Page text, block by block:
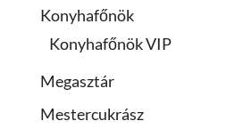
Konyhafőnök
Konyhafőnök VIP
Megasztár
Mestercukrász